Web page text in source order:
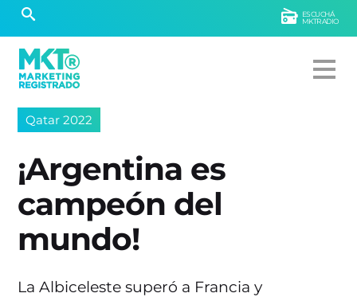
ESCUCHÁ
MKTRADIO
Qatar 2022
¡Argentina es
campeón del
mundo!
La Albiceleste superó a Francia y